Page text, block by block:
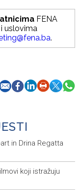
FENA
uslovima
.
in Drina Regatta
koji istražuju